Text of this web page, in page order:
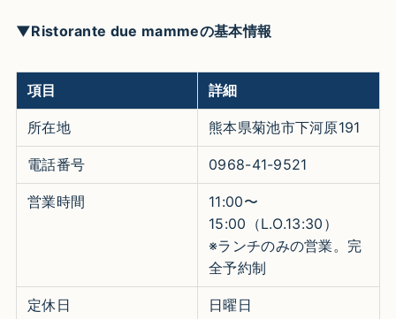
▼Ristorante due mammeの基本情報
項目 詳細
所在地 熊本県菊池市下河原191
電話番号 0968-41-9521
営業時間
11:00〜
15:00（L.O.13:30）
※ランチのみの営業。完
全予約制
定休日 日曜日